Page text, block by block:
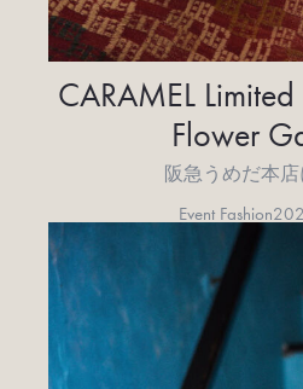
CARAMEL
Flower
阪急うめだ本
Event Fashion